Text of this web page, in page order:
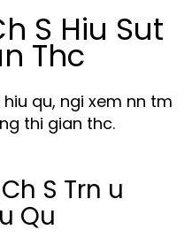
S Hiu Sut
Thc
qu, ngi xem nn tm
thi gian thc.
S Trn u
Qu